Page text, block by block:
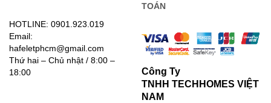
HOTLINE: 0901.923.019
Email:
hafeletphcm@gmail.com
Thứ hai – Chủ nhật / 8:00 –
18:00
TOÁN
Công Ty
TNHH TECHHOMES VIỆT
NAM